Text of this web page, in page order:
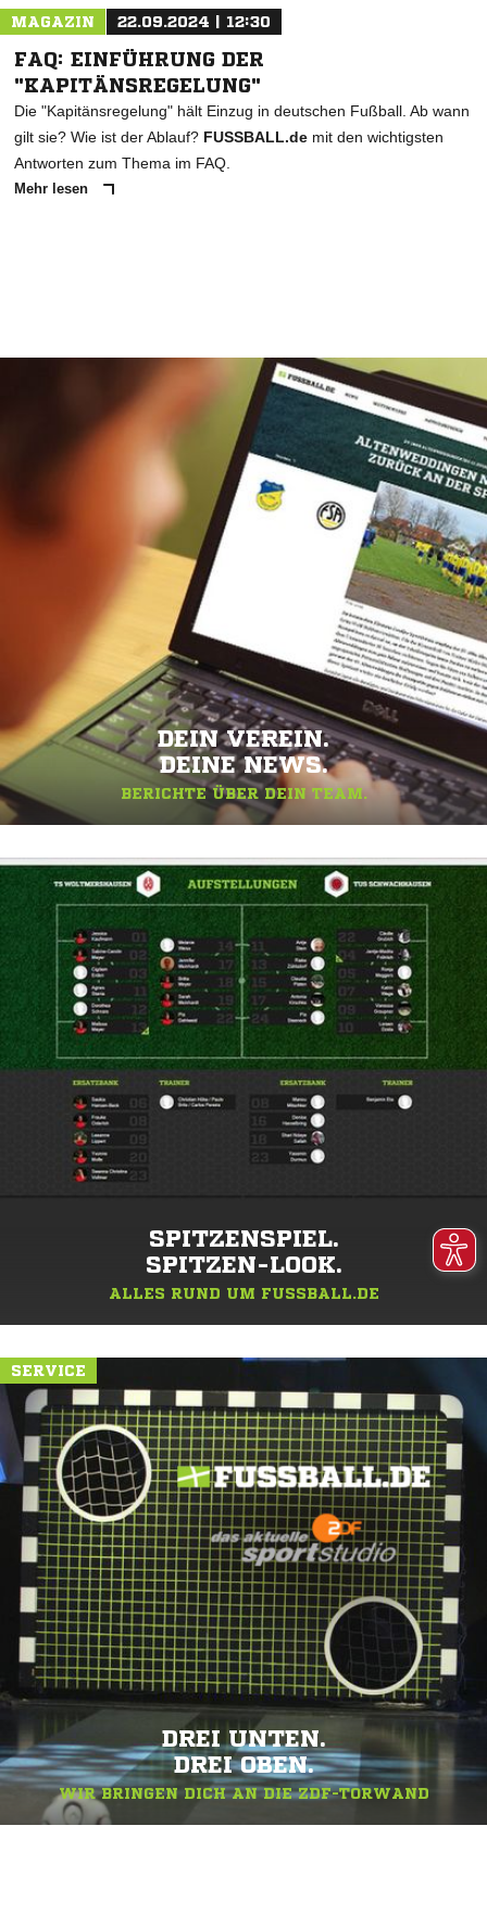
MAGAZIN 22.09.2024 | 12:30
FAQ: EINFÜHRUNG DER
"KAPITÄNSREGELUNG"
Die "Kapitänsregelung" hält Einzug in deutschen Fußball. Ab wann
gilt sie? Wie ist der Ablauf? FUSSBALL.de mit den wichtigsten
Antworten zum Thema im FAQ.
Mehr lesen
DEIN VEREIN.
DEINE NEWS.
BERICHTE ÜBER DEIN TEAM.
SPITZENSPIEL.
SPITZEN-LOOK.
ALLES RUND UM FUSSBALL.DE
SERVICE
DREI UNTEN.
DREI OBEN.
WIR BRINGEN DICH AN DIE ZDF-TORWAND